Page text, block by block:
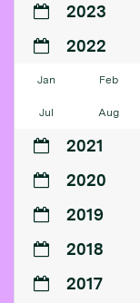
2023
2022
Jan Feb
Jul Aug
2021
2020
2019
2018
2017